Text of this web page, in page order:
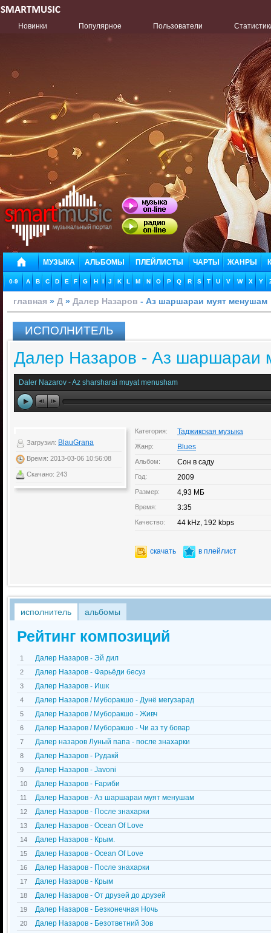
Новинки Популярное Пользователи
МУЗЫКА АЛЬБОМЫ ПЛЕЙЛИСТЫ ЧАРТЫ ЖАНРЫ
0-9 A B C D E F G H I J K L M N O P Q R S T U V W X Y
главная » Д » Далер Назаров - Аз шаршараи муят менушам
ИСПОЛНИТЕЛЬ
Далер Назаров - Аз шаршараи
Daler Nazarov - Az sharsharai muyat menusham
Загрузил: BlauGrana
Время: 2013-03-06 10:56:08
Скачано: 243
Категория: Таджикская музыка
Жанр: Blues
Альбом: Сон в саду
Год: 2009
Размер: 4,93 МБ
Время: 3:35
Качество: 44 kHz, 192 kbps
скачать в плейлист
исполнитель альбомы
Рейтинг композиций
1 Далер Назаров - Эй дил
2 Далер Назаров - Фарьёди бесуз
3 Далер Назаров - Ишк
4 Далер Назаров / Муборакшо - Дунё мегузарад
5 Далер Назаров / Муборакшо - Живч
6 Далер Назаров / Муборакшо - Чи аз ту бовар
7 Далер назаров Луный папа - после знахарки
8 Далер Назаров - Рудакй
9 Далер Назаров - Javoni
10 Далер Назаров - Fариби
11 Далер Назаров - Аз шаршараи муят менушам
12 Далер Назаров - После знахарки
13 Далер Назаров - Ocean Of Love
14 Далер Назаров - Крым.
15 Далер Назаров - Ocean Of Love
16 Далер Назаров - После знахарки
17 Далер Назаров - Крым
18 Далер Назаров - От друзей до друзей
19 Далер Назаров - Безконечная Ночь
20 Далер Назаров - Безответний Зов